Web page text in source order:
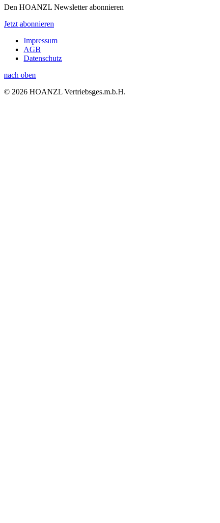
Den HOANZL Newsletter abonnieren
Jetzt abonnieren
Impressum
AGB
Datenschutz
nach oben
© 2026 HOANZL Vertriebsges.m.b.H.